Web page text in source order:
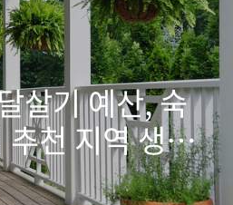
살기 예산, 숙
천 지역 생활
트